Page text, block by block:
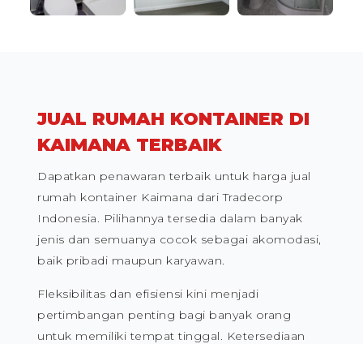
JUAL RUMAH KONTAINER DI
KAIMANA TERBAIK
Dapatkan penawaran terbaik untuk harga jual
rumah kontainer Kaimana dari Tradecorp
Indonesia. Pilihannya tersedia dalam banyak
jenis dan semuanya cocok sebagai akomodasi,
baik pribadi maupun karyawan.
Fleksibilitas dan efisiensi kini menjadi
pertimbangan penting bagi banyak orang
untuk memiliki tempat tinggal. Ketersediaan